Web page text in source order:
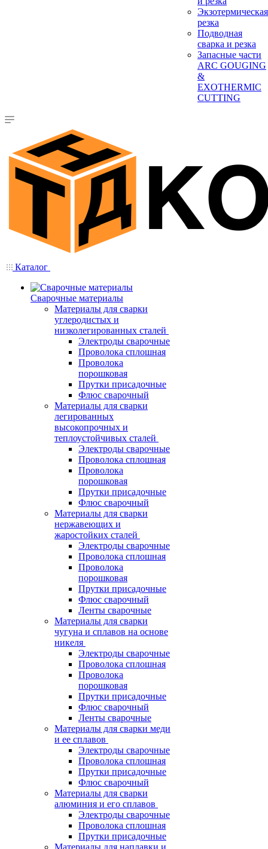
Экзотермическая
резка
Подводная
сварка и резка
Запасные части
ARC GOUGING
&
EXOTHERMIC
CUTTING
Каталог
Сварочные материалы
Материалы для сварки
углеродистых и
низколегированных сталей
Электроды сварочные
Проволока сплошная
Проволока
порошковая
Прутки присадочные
Флюс сварочный
Материалы для сварки
легированных
высокопрочных и
теплоустойчивых сталей
Электроды сварочные
Проволока сплошная
Проволока
порошковая
Прутки присадочные
Флюс сварочный
Материалы для сварки
нержавеющих и
жаростойких сталей
Электроды сварочные
Проволока сплошная
Проволока
порошковая
Прутки присадочные
Флюс сварочный
Ленты сварочные
Материалы для сварки
чугуна и сплавов на основе
никеля
Электроды сварочные
Проволока сплошная
Проволока
порошковая
Прутки присадочные
Флюс сварочный
Ленты сварочные
Материалы для сварки меди
и ее сплавов
Электроды сварочные
Проволока сплошная
Прутки присадочные
Флюс сварочный
Материалы для сварки
алюминия и его сплавов
Электроды сварочные
Проволока сплошная
Прутки присадочные
Материалы для наплавки и